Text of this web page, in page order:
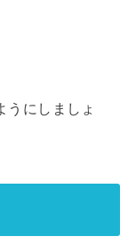
うにしましょ